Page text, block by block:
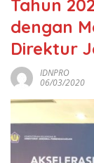
Tahun
dengan
Direktur
IDNPRO
06/03/2020